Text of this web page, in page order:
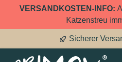
springen
VERSANDKOSTEN-INFO:
Katzenstreu